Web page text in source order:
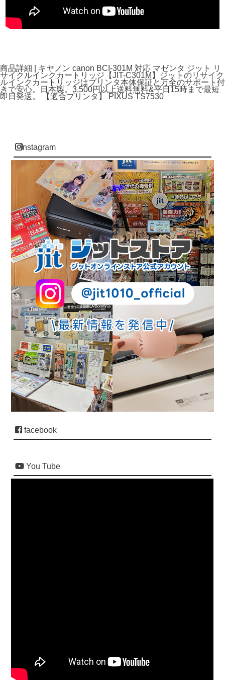
商品詳細 | キヤノン canon BCI-301M 対応 マゼンタ ジット リ
サイクルインクカートリッジ【JIT-C301M】ジットのリサイク
ルインクカートリッジはプリンタ本体保証と万全のサポート付
きで安心。日本製。3,500円以上送料無料&平日15時まで最短
即日発送。 【適合プリンタ】 PIXUS TS7530
instagram
facebook
You Tube